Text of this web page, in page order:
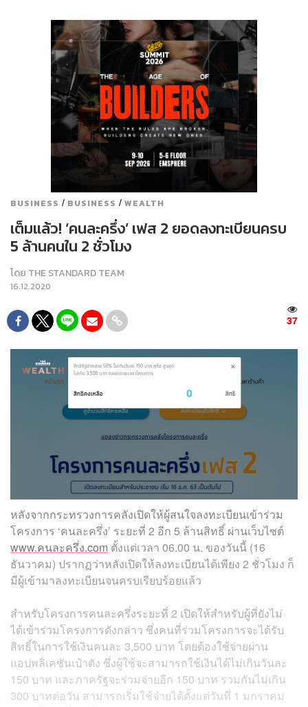
BUSINESS / BUSINESS / WEALTH
เต็มแล้ว! ‘คนละครึ่ง’ เฟส 2 ยอดลงทะเบียนครบ
5 ล้านคนใน 2 ชั่วโมง
โดย THE STANDARD TEAM
16.12.2020
37
หลังจากกระทรวงการคลังเปิดให้ผู้สนใจลงทะเบียนเข้าร่วม
โครงการ ‘คนละครึ่ง’ ระยะที่ 2 อีก 5 ล้านสิทธิ์ ผ่านเว็บไซต์
www.คนละครึ่ง.com ตั้งแต่เวลา 06.00 น. ของวันนี้ (16
ธันวาคม) ปรากฏว่าหลังเปิดให้ลงทะเบียนได้เพียง 2 ชั่วโมง ก็
มีผู้เข้ามาลงทะเบียนจนครบเรียบร้อยแล้ว
สำหรับโครงการคนละครึ่งระยะที่ 2 เปิดให้สำหรับผู้ที่ยังไม่
ได้เข้าร่วมโครงการดังกล่าว ซึ่งคนที่ร่วมโครงการจะได้รับ
สิทธิ์ในการใช้เงินคนละ 3,500 บาท โดยต้องใช้จ่ายผ่าน
แอปพลิเคชันเป๋าตัง ซึ่งผู้ใช้จะสามารถใช้เงินได้ไม่เกินวันละ
150 บาท และภาครัฐจะร่วมจ่ายอีก 150 บาท รวมกันไม่เกิน
300 บาทต่อวัน สามารถเริ่มใช้จ่ายได้ตั้งแต่วันที่ 1 มกราคม